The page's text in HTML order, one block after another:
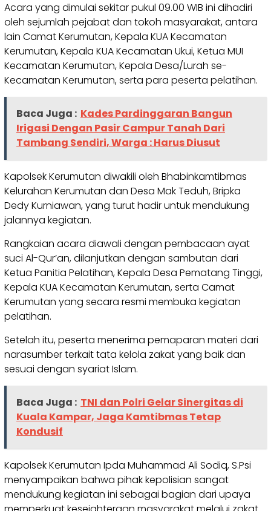
Acara yang dimulai sekitar pukul 09.00 WIB ini dihadiri
oleh sejumlah pejabat dan tokoh masyarakat, antara
lain Camat Kerumutan, Kepala KUA Kecamatan
Kerumutan, Kepala KUA Kecamatan Ukui, Ketua MUI
Kecamatan Kerumutan, Kepala Desa/Lurah se-
Kecamatan Kerumutan, serta para peserta pelatihan.
Baca Juga : Kades Pardinggaran Bangun
Irigasi Dengan Pasir Campur Tanah Dari
Tambang Sendiri, Warga : Harus Diusut
Kapolsek Kerumutan diwakili oleh Bhabinkamtibmas
Kelurahan Kerumutan dan Desa Mak Teduh, Bripka
Dedy Kurniawan, yang turut hadir untuk mendukung
jalannya kegiatan.
Rangkaian acara diawali dengan pembacaan ayat
suci Al-Qur’an, dilanjutkan dengan sambutan dari
Ketua Panitia Pelatihan, Kepala Desa Pematang Tinggi,
Kepala KUA Kecamatan Kerumutan, serta Camat
Kerumutan yang secara resmi membuka kegiatan
pelatihan.
Setelah itu, peserta menerima pemaparan materi dari
narasumber terkait tata kelola zakat yang baik dan
sesuai dengan syariat Islam.
Baca Juga : TNI dan Polri Gelar Sinergitas di
Kuala Kampar, Jaga Kamtibmas Tetap
Kondusif
Kapolsek Kerumutan Ipda Muhammad Ali Sodiq, S.Psi
menyampaikan bahwa pihak kepolisian sangat
mendukung kegiatan ini sebagai bagian dari upaya